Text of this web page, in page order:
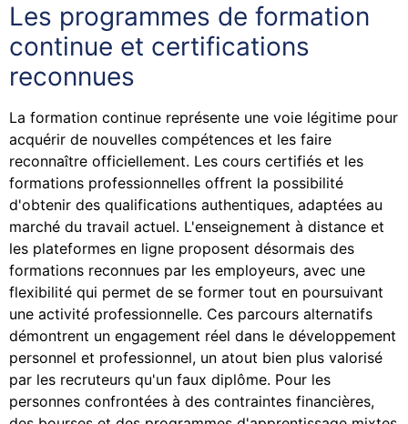
Les programmes de formation
continue et certifications
reconnues
La formation continue représente une voie légitime pour
acquérir de nouvelles compétences et les faire
reconnaître officiellement. Les cours certifiés et les
formations professionnelles offrent la possibilité
d'obtenir des qualifications authentiques, adaptées au
marché du travail actuel. L'enseignement à distance et
les plateformes en ligne proposent désormais des
formations reconnues par les employeurs, avec une
flexibilité qui permet de se former tout en poursuivant
une activité professionnelle. Ces parcours alternatifs
démontrent un engagement réel dans le développement
personnel et professionnel, un atout bien plus valorisé
par les recruteurs qu'un faux diplôme. Pour les
personnes confrontées à des contraintes financières,